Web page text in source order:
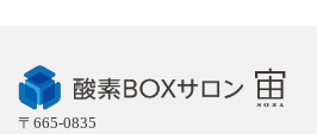
〒665-0835